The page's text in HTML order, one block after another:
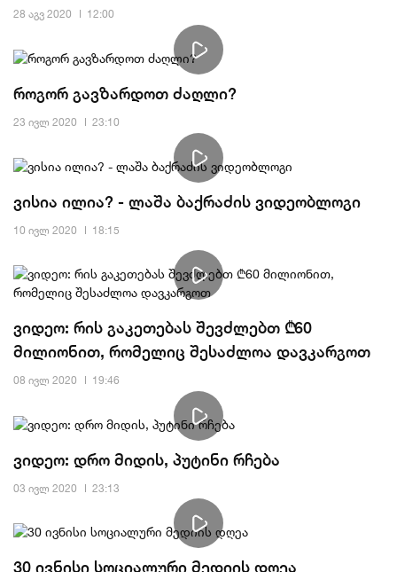
28 აგვ 2020 12:00
როგორ გავზარდოთ ძაღლი?
23 ივლ 2020 23:10
ვისია ილია? - ლაშა ბაქრაძის ვიდეობლოგი
10 ივლ 2020 18:15
ვიდეო: რის გაკეთებას შევძლებთ ₾60
მილიონით, რომელიც შესაძლოა დავკარგოთ
08 ივლ 2020 19:46
ვიდეო: დრო მიდის, პუტინი რჩება
03 ივლ 2020 23:13
30 ივნისი სოციალური მედიის დღეა